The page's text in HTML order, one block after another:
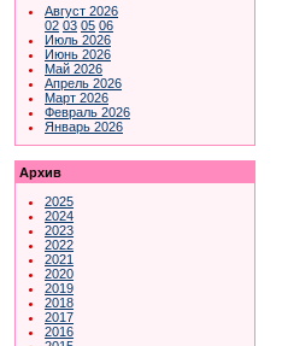
Август 2026
02 03 05 06
Июль 2026
Июнь 2026
Май 2026
Апрель 2026
Март 2026
Февраль 2026
Январь 2026
Архив
2025
2024
2023
2022
2021
2020
2019
2018
2017
2016